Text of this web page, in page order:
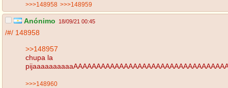
>>>148958 >>>148959
Anónimo 18/09/21 00:45
/#/ 148958
>>148957
chupa la
>>>148960